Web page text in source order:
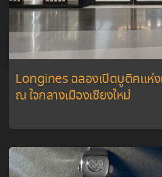
Longines ฉลองเปิดบูติคแห่ง
ณ ใจกลางเมืองเชียงใหม่